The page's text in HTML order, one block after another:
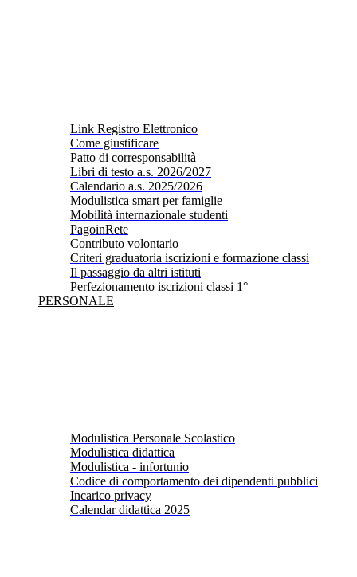
Link Registro Elettronico
Come giustificare
Patto di corresponsabilità
Libri di testo a.s. 2026/2027
Calendario a.s. 2025/2026
Modulistica smart per famiglie
Mobilità internazionale studenti
PagoinRete
Contributo volontario
Criteri graduatoria iscrizioni e formazione classi
Il passaggio da altri istituti
Perfezionamento iscrizioni classi 1°
PERSONALE
Modulistica Personale Scolastico
Modulistica didattica
Modulistica - infortunio
Codice di comportamento dei dipendenti pubblici
Incarico privacy
Calendar didattica 2025